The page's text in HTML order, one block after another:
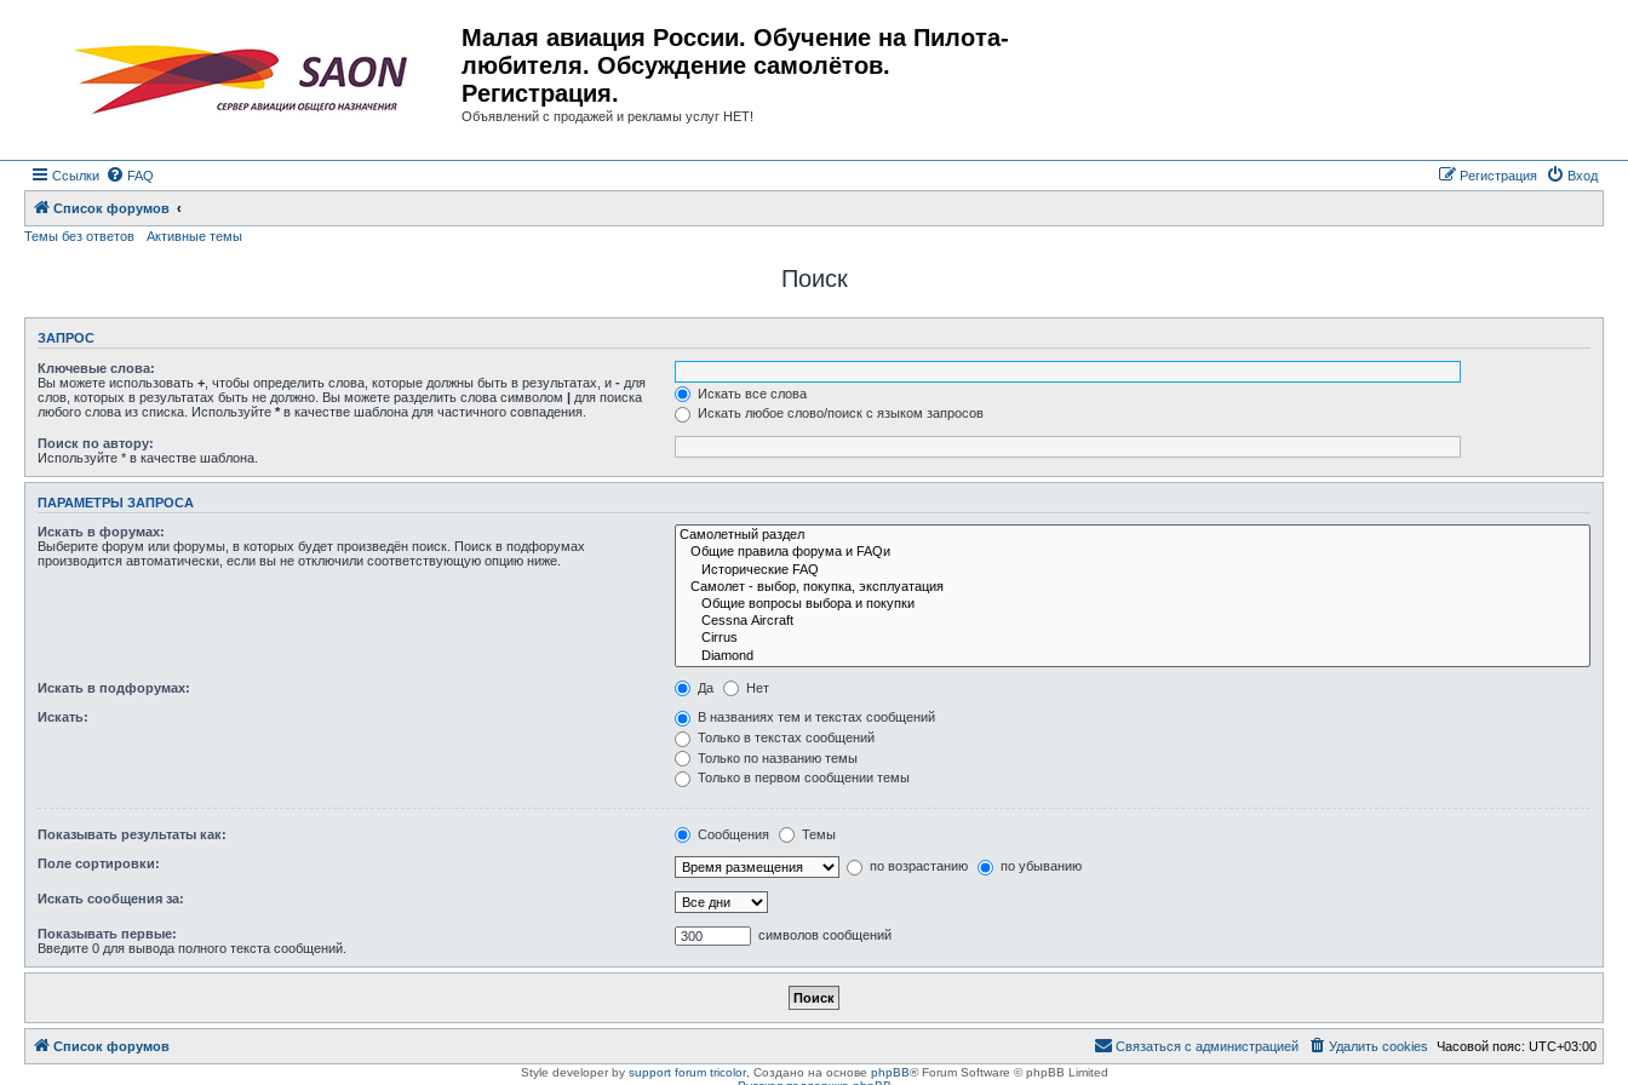
Малая авиация России. Обучение на Пилота-
любителя. Обсуждение самолётов.
Регистрация.
Объявлений с продажей и рекламы услуг НЕТ!
Ссылки FAQ Вход
Регистрация
Список форумов
Темы без ответов
Активные темы
Поиск
ЗАПРОС
Ключевые слова:
Вы можете использовать + , чтобы определить слова, которые должны быть в результатах, и - для
слов, которых в результатах быть не должно. Вы можете разделить слова символом | для поиска
любого слова из списка. Используйте * в качестве шаблона для частичного совпадения.
Искать все слова
Искать любое слово/поиск с языком запросов
Поиск по автору:
Используйте * в качестве шаблона.
ПАРАМЕТРЫ ЗАПРОСА
Искать в форумах:
Выберите форум или форумы, в которых будет произведён поиск. Поиск в подфорумах
производится автоматически, если вы не отключили соответствующую опцию ниже.
Искать в подфорумах: Да Нет
Искать:
В названиях тем и текстах сообщений
Только в текстах сообщений
Только по названию темы
Только в первом сообщении темы
Показывать результаты как: Сообщения Темы
Поле сортировки: по возрастанию по убыванию
Искать сообщения за:
Показывать первые:
Введите 0 для вывода полного текста сообщений.
символов сообщений
Список форумов Часовой пояс: UTC+03:00
Удалить cookies
Связаться с администрацией
Style developer by support forum tricolor, Создано на основе phpBB® Forum Software © phpBB Limited